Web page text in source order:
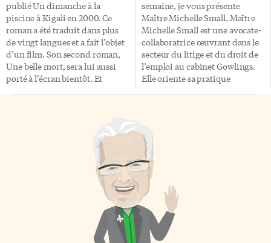
L’ensemble est encadré par la
directrice musicale Manon Côté
et entouré d’un pianiste,
Gabriel Drouin, et d’un
guitariste, Geoffrey Smale. La
particularité […]
notamment le prix Cécile-
Gagnon 2001 pour son premier
roman jeunesse, Les Nuages de
Phœnix Médiaspaul).
Rappelons que l’écrivaine a
aussi été finaliste pour le Prix
[…]
publié Un dimanche à la
piscine à Kigali en 2000. Ce
roman a été traduit dans plus
de vingt langues et a fait l’objet
d’un film. Son second roman,
Une belle mort, sera lui aussi
porté à l’écran bientôt. Et
lézard et moi qui nous plonge
dans un milieu où règne le
droit de l’absence de droit. Le
monde, le lézard et moi met en
scène un Montréalais de 35 ans,
Claude, qui est analyste au
bureau du procureur à la Cour
semaine, je vous présente
Maître Michelle Small. Maître
Michelle Small est une avocate-
collaboratrice œuvrant dans le
secteur du litige et du droit de
l’emploi au cabinet Gowlings.
Elle oriente sa pratique
de congédiements injustifiés,
les lois sur les normes du
travail, les droits de la
personne, l’accommodement
d’employés ayant des
limitations fonctionnelles, les
politiques en milieu de travail,
les contrats de travail et tout
enjeu lié à […]